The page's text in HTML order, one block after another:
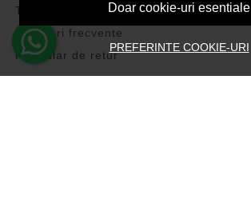
Doar cookie-uri esentiale
PREFERINTE COOKIE-URI
Transport si retururi
Intrebari frecvente
Formular de retur